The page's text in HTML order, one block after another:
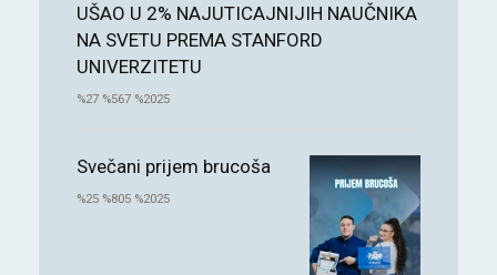
UŠAO U 2% NAJUTICAJNIJIH NAUČNIKA
NA SVETU PREMA STANFORD
UNIVERZITETU
%27 %567 %2025
Svečani prijem brucoša
%25 %805 %2025